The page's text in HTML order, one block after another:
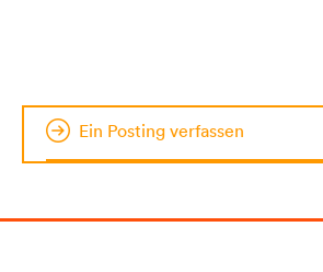
Ein Posting verfassen